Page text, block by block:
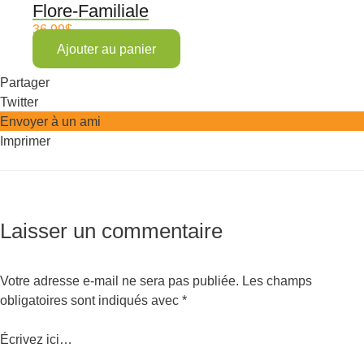
Flore-Familiale
36.99$
Ajouter au panier
Partager
Twitter
Envoyer à un ami
Imprimer
Laisser un commentaire
Votre adresse e-mail ne sera pas publiée. Les champs
obligatoires sont indiqués avec *
Écrivez ici…